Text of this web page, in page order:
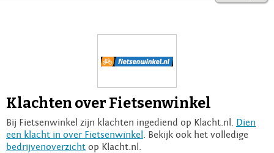
Login
Klachten over Fietsenwinkel
Bij Fietsenwinkel zijn klachten ingediend op Klacht.nl. Dien
een klacht in over Fietsenwinkel
. Bekijk ook het volledige
bedrijvenoverzicht op Klacht.nl.